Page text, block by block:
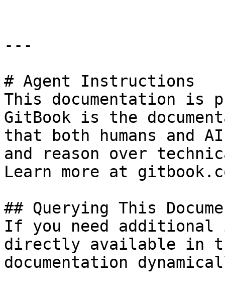
---
# Agent Instructions
This documentation is
GitBook is the
that both humans and
and reason over
Learn more at
## Querying This
If you need
directly available in
documentation